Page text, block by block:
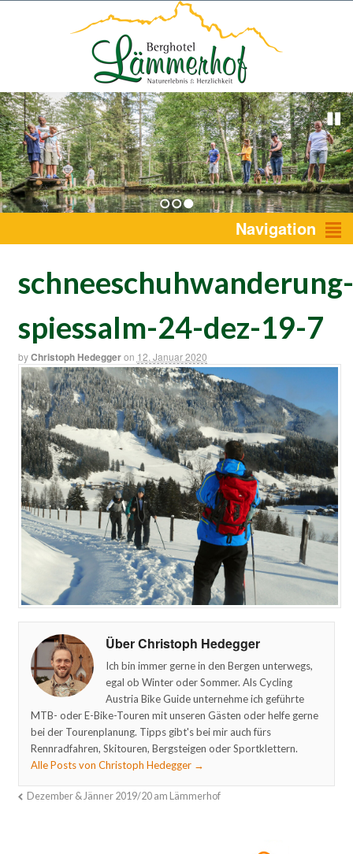
1 2 3 Navigation
schneeschuhwanderung-
spiessalm-24-dez-19-7
byChristoph Hedeggeron 12. Januar 2020
Über Christoph Hedegger
Ich bin immer gerne in den Bergen unterwegs,
egal ob Winter oder Sommer. Als Cycling
Austria Bike Guide unternehme ich geführte
MTB- oder E-Bike-Touren mit unseren Gästen oder helfe gerne
bei der Tourenplanung. Tipps gibt's bei mir auch fürs
Rennradfahren, Skitouren, Bergsteigen oder Sportklettern.
Alle Posts von Christoph Hedegger →
Dezember & Jänner 2019/20 am Lämmerhof